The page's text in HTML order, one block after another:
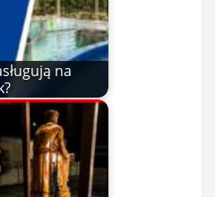
na